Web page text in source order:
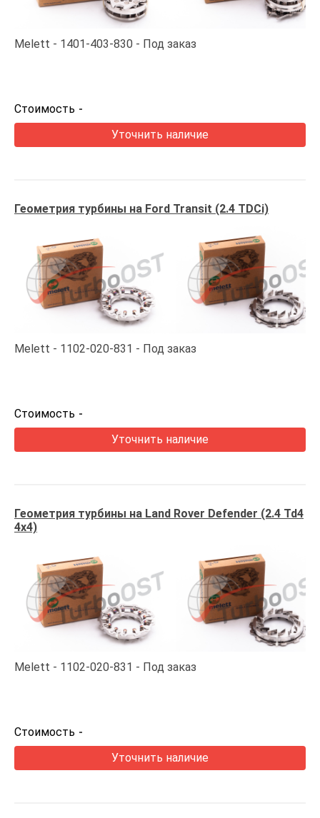
Melett 1401-403-830 Под заказ
Стоимость -
Уточнить наличие
Геометрия турбины на Ford Transit (2.4 TDCi)
Melett 1102-020-831 Под заказ
Стоимость -
Уточнить наличие
Геометрия турбины на Land Rover Defender (2.4 Td4
4x4)
Melett 1102-020-831 Под заказ
Стоимость -
Уточнить наличие